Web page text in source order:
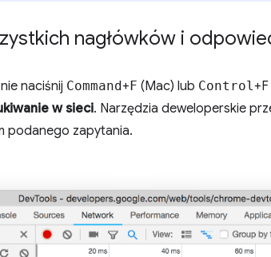
nagłówków i
naciśnij Command+F (Mac) lub Control
w sieci. Narzędzia deweloperskie
podanego zapytania.